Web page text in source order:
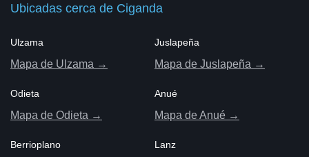
Ubicadas cerca de Ciganda
Ulzama
Mapa de Ulzama →
Juslapeña
Mapa de Juslapeña →
Odieta
Mapa de Odieta →
Anué
Mapa de Anué →
Berrioplano Lanz